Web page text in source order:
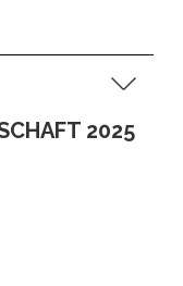
2025